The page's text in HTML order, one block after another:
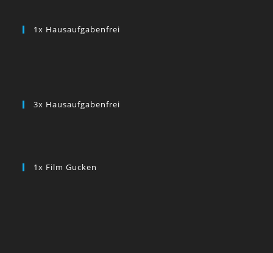
1x Hausaufgabenfrei
3x Hausaufgabenfrei
1x Film Gucken